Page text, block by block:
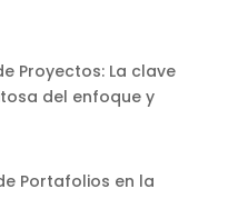
Proyectos: La clave
del enfoque y
Portafolios en la